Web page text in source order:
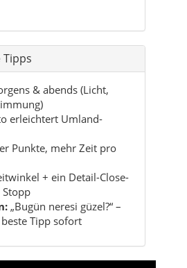
erleichtert Umland-
Punkte, mehr Zeit pro
+ ein Detail-Close-
Tipp sofort